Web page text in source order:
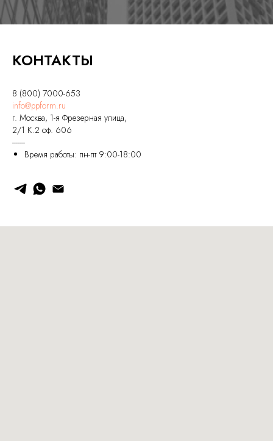
КОНТАКТЫ
8 (800) 7000-653
info@ppform.ru
г. Москва, 1-я Фрезерная улица,
2/1 К.2 оф. 606
-------
Время работы: пн-пт 9:00-18:00